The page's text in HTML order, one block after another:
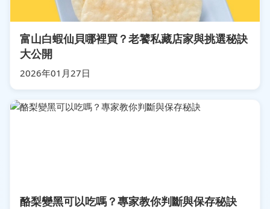
富山白蝦仙貝哪裡買？老饕私藏店家與挑選秘訣
大公開
2026年01月27日
酪梨變黑可以吃嗎？專家教你判斷與保存秘訣